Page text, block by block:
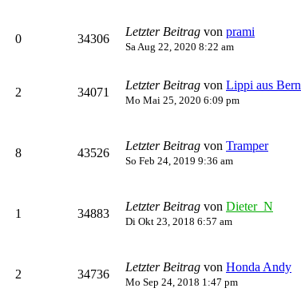
0 34306
Letzter Beitrag von prami
Sa Aug 22, 2020 8:22 am
2 34071
Letzter Beitrag von Lippi aus Bern
Mo Mai 25, 2020 6:09 pm
8 43526
Letzter Beitrag von Tramper
So Feb 24, 2019 9:36 am
1 34883
Letzter Beitrag von Dieter_N
Di Okt 23, 2018 6:57 am
2 34736
Letzter Beitrag von Honda Andy
Mo Sep 24, 2018 1:47 pm